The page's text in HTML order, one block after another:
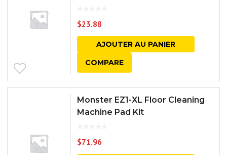
$23.88
AJOUTER AU PANIER
COMPARE
Monster EZ1-XL Floor Cleaning
Machine Pad Kit
$71.96